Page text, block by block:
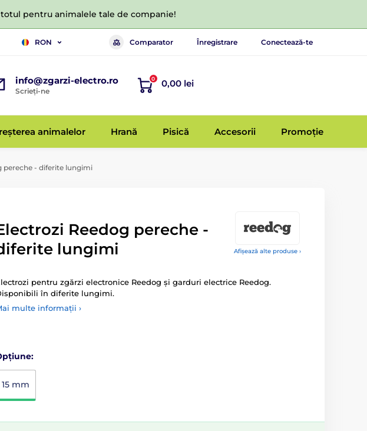
totul pentru animalele tale de companie!
RON Comparator Înregistrare Conectează-te
info@zgarzi-electro.ro
Scrieți-ne
0 0,00 lei
animalelor Hrană Pisică Accesorii Promoție
pereche - diferite lungimi
Afișează alte produse ›
Reedog pereche -
lungimi
pentru zgărzi electronice Reedog și garduri electrice Reedog.
în diferite lungimi.
multe informații ›
15 mm